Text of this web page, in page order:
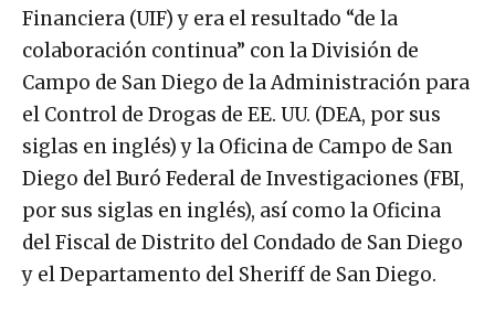
Financiera (UIF) y era el resultado “de la
colaboración continua” con la División de
Campo de San Diego de la Administración para
el Control de Drogas de EE. UU. (DEA, por sus
siglas en inglés) y la Oficina de Campo de San
Diego del Buró Federal de Investigaciones (FBI,
por sus siglas en inglés), así como la Oficina
del Fiscal de Distrito del Condado de San Diego
y el Departamento del Sheriff de San Diego.